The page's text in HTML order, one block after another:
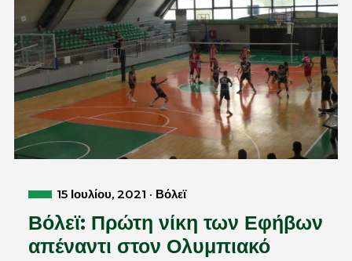
15 Ιουλίου, 2021 · Βόλεϊ
Βόλεϊ: Πρώτη νίκη των Εφήβων
απέναντι στον Ολυμπιακό